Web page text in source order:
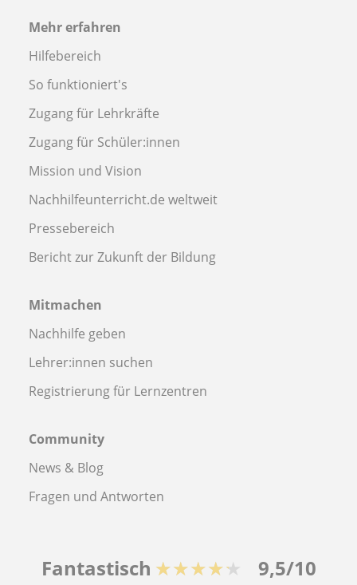
Mehr erfahren
Hilfebereich
So funktioniert's
Zugang für Lehrkräfte
Zugang für Schüler:innen
Mission und Vision
Nachhilfeunterricht.de weltweit
Pressebereich
Bericht zur Zukunft der Bildung
Mitmachen
Nachhilfe geben
Lehrer:innen suchen
Registrierung für Lernzentren
Community
News & Blog
Fragen und Antworten
Fantastisch ★★★★★ 9,5/10